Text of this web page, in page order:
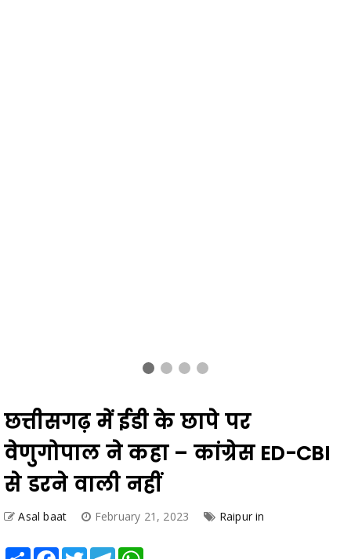
छत्तीसगढ़ में ईडी के छापे पर
वेणुगोपाल ने कहा – कांग्रेस ED-CBI
से डरने वाली नहीं
Asal baat February 21, 2023